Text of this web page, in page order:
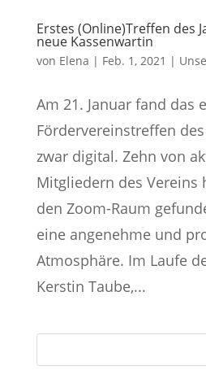
Erstes (Online)Treffen des
neue Kassenwartin
von Elena | Feb. 1, 2021 |
Am 21. Januar fand das
Fördervereinstreffen
zwar digital. Zehn von
Mitgliedern des Vereins
den Zoom-Raum
eine angenehme und
Atmosphäre. Im Laufe
Kerstin Taube,...